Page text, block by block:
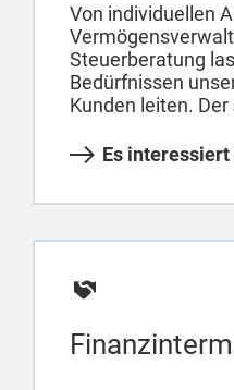
Von individuellen
Steuerberatung
Bedürfnissen
Kunden leiten.
Es